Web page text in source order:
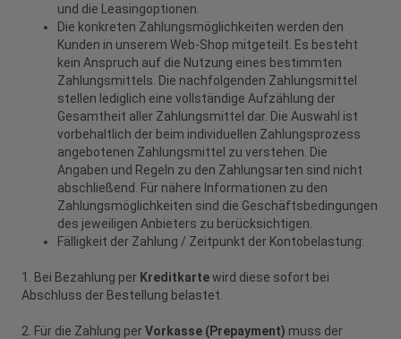
und die Leasingoptionen.
Die konkreten Zahlungsmöglichkeiten werden den
Kunden in unserem Web-Shop mitgeteilt. Es besteht
kein Anspruch auf die Nutzung eines bestimmten
Zahlungsmittels. Die nachfolgenden Zahlungsmittel
stellen lediglich eine vollständige Aufzählung der
Gesamtheit aller Zahlungsmittel dar. Die Auswahl ist
vorbehaltlich der beim individuellen Zahlungsprozess
angebotenen Zahlungsmittel zu verstehen. Die
Angaben und Regeln zu den Zahlungsarten sind nicht
abschließend. Für nähere Informationen zu den
Zahlungsmöglichkeiten sind die Geschäftsbedingungen
des jeweiligen Anbieters zu berücksichtigen.
Fälligkeit der Zahlung / Zeitpunkt der Kontobelastung:
1. Bei Bezahlung per Kreditkartewird diese sofort bei
Abschluss der Bestellung belastet.
2. Für die Zahlung perVorkasse (Prepayment) muss der